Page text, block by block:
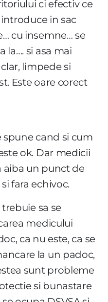
ci efectiv ce
in sac
cu insemne… se
la…. si asa mai
limpede si
Este oare corect
spune cand si cum
ok. Dar medicii
aiba un punct de
fara echivoc.
sa se
medicului
ca nu este, ca se
la un padoc,
sunt probleme
si bunastare